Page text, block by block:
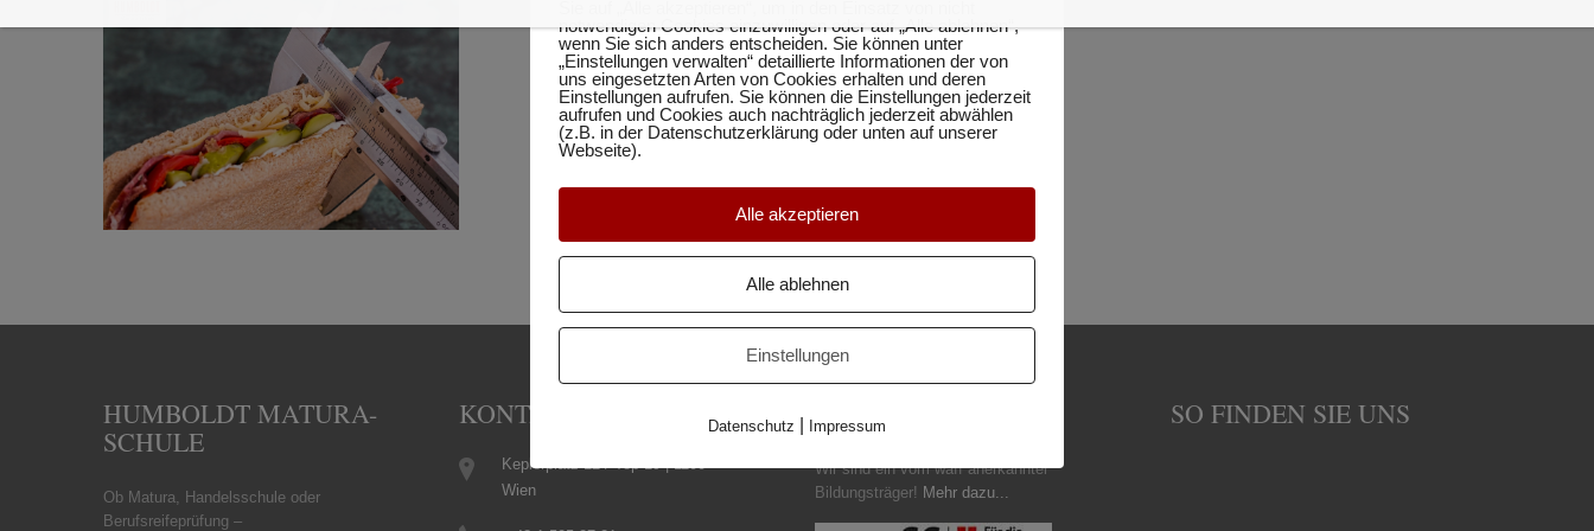
HUMBOLDT MATURA-
SCHULE
Ob Matura, Handelsschule oder
Berufsreifeprüfung –
KONTAKT
Keplerplatz 12 / Top 19 | 1100
Wien
Wir sind ein vom waff anerkannter
Bildungsträger! Mehr dazu...
SO FINDEN SIE UNS
notwendigen Cookies einzuwilligen oder auf „Alle ablehnen“,
wenn Sie sich anders entscheiden. Sie können unter
„Einstellungen verwalten“ detaillierte Informationen der von
uns eingesetzten Arten von Cookies erhalten und deren
Einstellungen aufrufen. Sie können die Einstellungen jederzeit
aufrufen und Cookies auch nachträglich jederzeit abwählen
(z.B. in der Datenschutzerklärung oder unten auf unserer
Webseite).
Alle akzeptieren
Alle ablehnen
Einstellungen
Datenschutz Impressum